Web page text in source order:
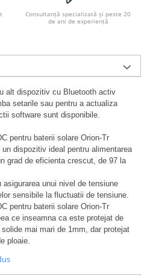
Consultanță specializată și peste 20
de ani de experiență
alt dispozitiv cu Bluetooth activ
setarile sau pentru a actualiza
software sunt disponibile.
pentru baterii solare Orion-Tr
dispozitiv ideal pentru alimentarea
grad de eficienta crescut, de 97 la
unui nivel de tensiune
sensibile la fluctuatii de tensiune.
pentru baterii solare Orion-Tr
ce inseamna ca este protejat de
mai mari de 1mm, dar protejat
ploaie.